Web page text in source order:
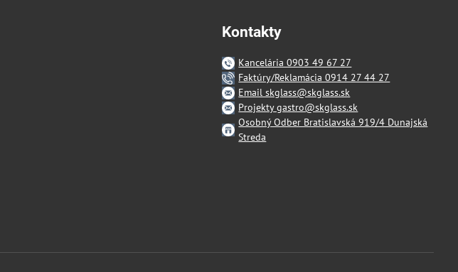
Kontakty
Kancelária 0903 49 67 27
Faktúry/Reklamácia 0914 27 44 27
Email skglass@skglass.sk
Projekty gastro@skglass.sk
Osobný Odber Bratislavská 919/4 Dunajská
Streda